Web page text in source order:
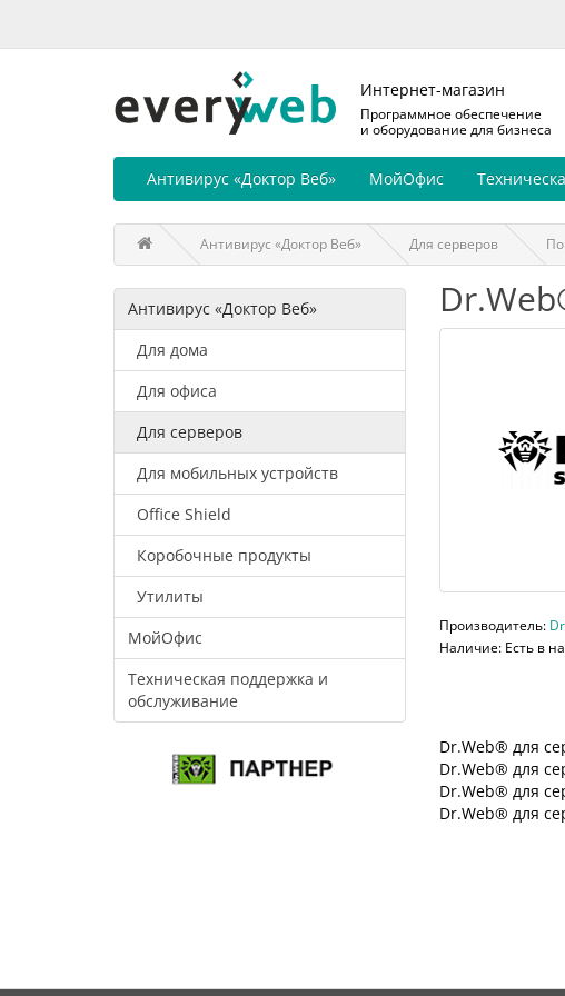
Интернет-магазин
Программное обеспечение
и оборудование для бизнеса
Антивирус «Доктор Веб» МойОфис
Антивирус «Доктор Веб» Для серверов
Антивирус «Доктор Веб»
Для дома
Для офиса
Для серверов
Для мобильных устройств
Office Shield
Коробочные продукты
Утилиты
МойОфис
Техническая поддержка и
обслуживание
Производитель:
Наличие: Есть в
Dr.Web® для
Dr.Web® для
Dr.Web® для
Dr.Web® для